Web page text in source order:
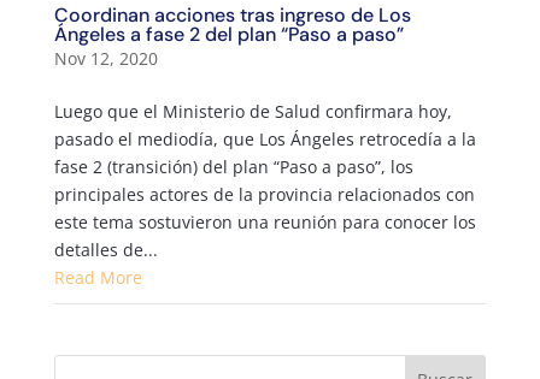
Coordinan acciones tras ingreso de Los
Ángeles a fase 2 del plan “Paso a paso”
Nov 12, 2020
Luego que el Ministerio de Salud confirmara hoy,
pasado el mediodía, que Los Ángeles retrocedía a la
fase 2 (transición) del plan “Paso a paso”, los
principales actores de la provincia relacionados con
este tema sostuvieron una reunión para conocer los
detalles de...
Read More